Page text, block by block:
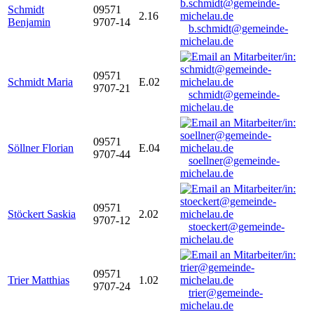
Schmidt
Benjamin
09571
9707-14
2.16
b.schmidt@gemeinde-
michelau.de
Schmidt Maria
09571
9707-21
E.02
schmidt@gemeinde-
michelau.de
Söllner Florian
09571
9707-44
E.04
soellner@gemeinde-
michelau.de
Stöckert Saskia
09571
9707-12
2.02
stoeckert@gemeinde-
michelau.de
Trier Matthias
09571
9707-24
1.02
trier@gemeinde-
michelau.de